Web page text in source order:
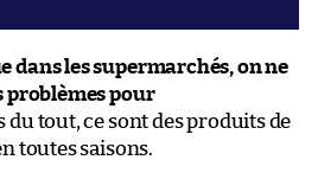
dans les supermarchés, on ne
problèmes pour
du tout, ce sont des produits de
toutes saisons.